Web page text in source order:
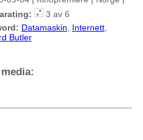
3 av 6
Datamaskin Internett,
Butler